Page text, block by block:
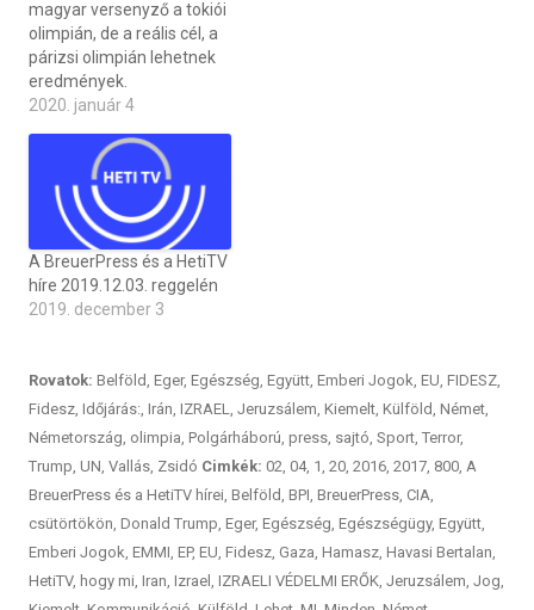
magyar versenyző a tokiói
olimpián, de a reális cél, a
párizsi olimpián lehetnek
eredmények.
2020. január 4
A BreuerPress és a HetiTV
híre 2019.12.03. reggelén
2019. december 3
Rovatok: Belföld, Eger, Egészség, Együtt, Emberi Jogok, EU, FIDESZ,
Fidesz, Időjárás:, Irán, IZRAEL, Jeruzsálem, Kiemelt, Külföld, Német,
Németország, olimpia, Polgárháború, press, sajtó, Sport, Terror,
Trump, UN, Vallás, Zsidó Cimkék: 02, 04, 1, 20, 2016, 2017, 800, A
BreuerPress és a HetiTV hírei, Belföld, BPI, BreuerPress, CIA,
csütörtökön, Donald Trump, Eger, Egészség, Egészségügy, Együtt,
Emberi Jogok, EMMI, EP, EU, Fidesz, Gaza, Hamasz, Havasi Bertalan,
HetiTV, hogy mi, Iran, Izrael , IZRAELI VÉDELMI ERŐK, Jeruzsálem, Jog,